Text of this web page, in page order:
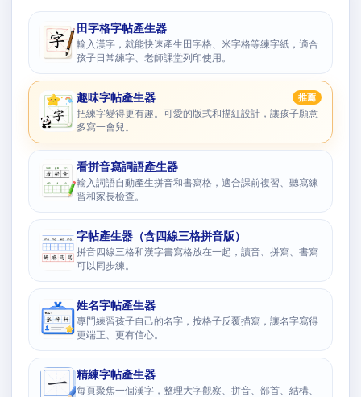
田字格字帖產生器
輸入漢字，就能快速產生田字格、米字格等練字紙，適合
孩子日常練字、老師課堂列印使用。
趣味字帖產生器 推薦
把練字變得更有趣。可愛的版式和描紅設計，讓孩子願意
多寫一會兒。
看拼音寫詞語產生器
輸入詞語自動產生拼音和書寫格，適合課前複習、聽寫練
習和家長檢查。
字帖產生器（含四線三格拼音版）
拼音四線三格和漢字書寫格放在一起，讀音、拼寫、書寫
可以同步練。
姓名字帖產生器
專門練習孩子自己的名字，按格子反覆描寫，讓名字寫得
更端正、更有信心。
精練字帖產生器
每頁聚焦一個漢字，整理大字觀察、拼音、部首、結構、